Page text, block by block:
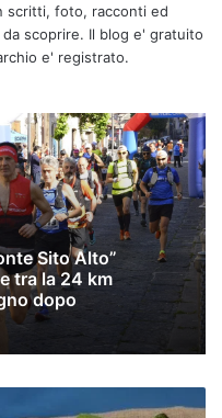
scritti, foto, racconti ed
scoprire. Il blog e' gratuito
e' registrato.
Sito Alto”
tra la 24 km
dopo